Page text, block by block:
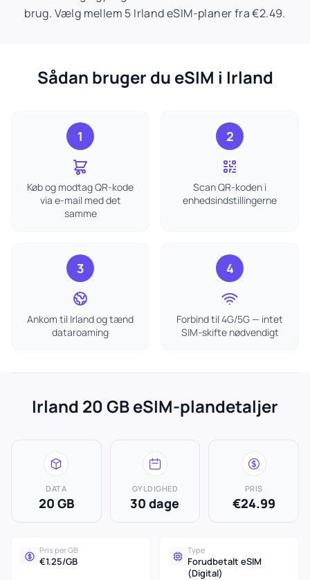
brug. Vælg mellem 5 Irland eSIM-planer fra €2.49.
Sådan bruger du eSIM i Irland
1
Køb og modtag QR-kode
via e-mail med det
samme
2
Scan QR-koden i
enhedsindstillingerne
3
Ankom til Irland og tænd
dataroaming
4
Forbind til 4G/5G — intet
SIM-skifte nødvendigt
Irland 20 GB eSIM-plandetaljer
DATA
20 GB
GYLDIGHED
30 dage
PRIS
€24.99
Pris per GB
€1.25/GB
Type
Forudbetalt eSIM
(Digital)